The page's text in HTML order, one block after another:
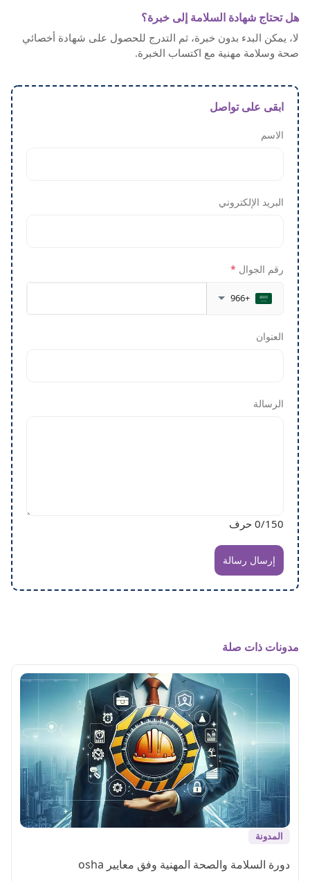
هل تحتاج شهادة السلامة إلى خبرة؟
لا، يمكن البدء بدون خبرة، ثم التدرج للحصول على شهادة أخصائي
صحة وسلامة مهنية مع اكتساب الخبرة.
ابقى على تواصل
الاسم
البريد الإلكتروني
رقم الجوال *
+966
العنوان
الرسالة
0/150 حرف
إرسال رسالة
مدونات ذات صلة
المدونة
دورة السلامة والصحة المهنية وفق معايير osha